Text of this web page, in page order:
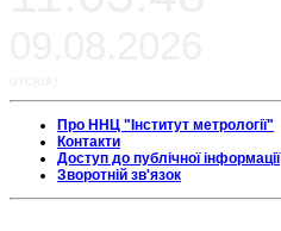
Про ННЦ "Інститут метрології"
Контакти
Доступ до публічної інформації
Зворотній зв'язок